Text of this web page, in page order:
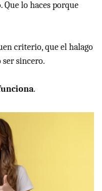
. Que lo haces porque
criterio, que el halago
ser sincero.
.